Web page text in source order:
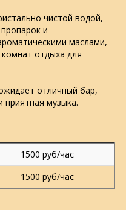
чистой водой,
и
маслами,
отдыха для
отличный бар,
приятная музыка.
1500 руб/час
1500 руб/час